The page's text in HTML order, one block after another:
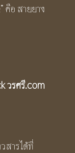
คือ สายยาง
วรศรี.com
สารได้ที่